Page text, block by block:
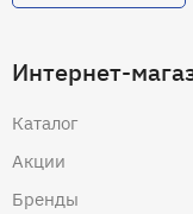
Интернет-
Каталог
Акции
Бренды